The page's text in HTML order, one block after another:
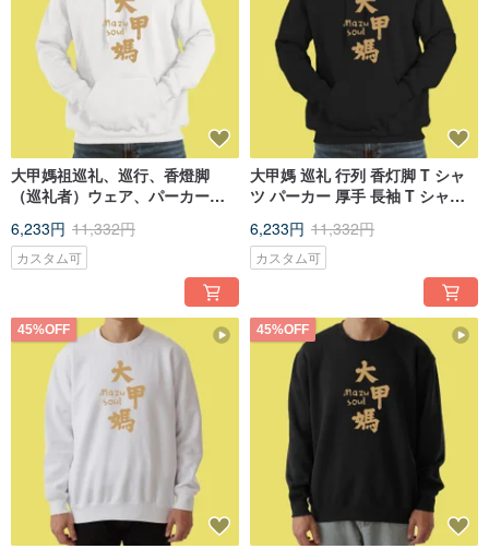
大甲媽祖巡礼、巡行、香燈脚
（巡礼者）ウェア、パーカー、
ームウェア、白。
6,233円 11,332円
カスタム可
大甲媽 巡礼 行列 香灯脚 T シャ
ツ パーカー 厚手 長袖 T シャツ
6,233円 11,332円
カスタム可
45%OFF 45%OFF